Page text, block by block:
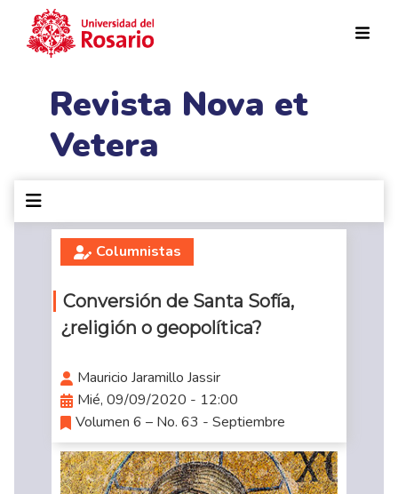
Revista Nova et
Vetera
Columnistas
Conversión de Santa Sofía,
¿religión o geopolítica?
Mauricio Jaramillo Jassir
Mié, 09/09/2020 - 12:00
Volumen 6 – No. 63 - Septiembre